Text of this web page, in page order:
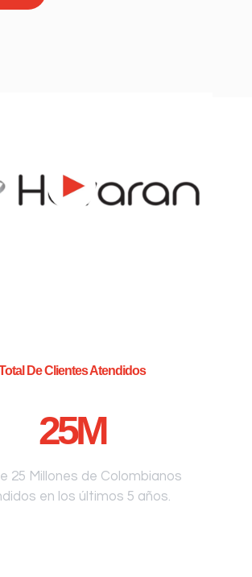
De Clientes Atendidos
25M
25 Millones de Colombianos
en los últimos 5 años.